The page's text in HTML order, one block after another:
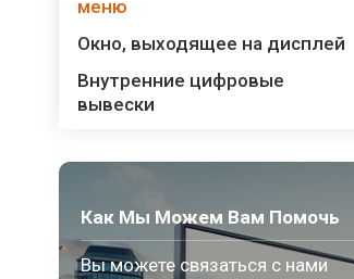
меню
Окно, выходящее на дисплей
Внутренние цифровые
вывески
Как Мы Можем Вам Помочь
Вы можете связаться с нами